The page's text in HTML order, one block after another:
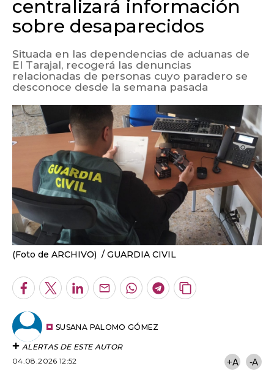
centralizará información
sobre desaparecidos
Situada en las dependencias de aduanas de
El Tarajal, recogerá las denuncias
relacionadas de personas cuyo paradero se
desconoce desde la semana pasada
(Foto de ARCHIVO) GUARDIA CIVIL
Facebook
TwitterLinkedInEnviarWhatsapp
Telegram
Copiar
SUSANA PALOMO GÓMEZ
ALERTAS DE ESTE AUTOR
04.08.2026 12:52
+A -A